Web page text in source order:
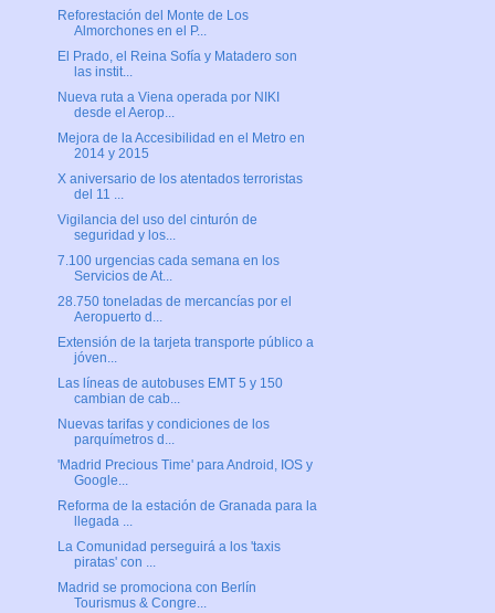
Reforestación del Monte de Los
Almorchones en el P...
El Prado, el Reina Sofía y Matadero son
las instit...
Nueva ruta a Viena operada por NIKI
desde el Aerop...
Mejora de la Accesibilidad en el Metro en
2014 y 2015
X aniversario de los atentados terroristas
del 11 ...
Vigilancia del uso del cinturón de
seguridad y los...
7.100 urgencias cada semana en los
Servicios de At...
28.750 toneladas de mercancías por el
Aeropuerto d...
Extensión de la tarjeta transporte público a
jóven...
Las líneas de autobuses EMT 5 y 150
cambian de cab...
Nuevas tarifas y condiciones de los
parquímetros d...
'Madrid Precious Time' para Android, IOS y
Google...
Reforma de la estación de Granada para la
llegada ...
La Comunidad perseguirá a los 'taxis
piratas' con ...
Madrid se promociona con Berlín
Tourismus & Congre...